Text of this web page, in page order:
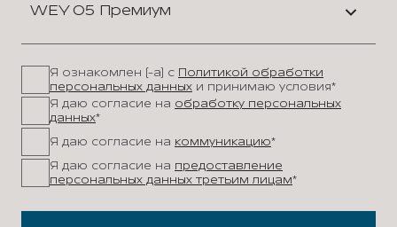
WEY 05 Премиум
Я ознакомлен (-а) с Политикой обработки
персональных данных и принимаю условия*
Я даю согласие на обработку персональных
данных*
Я даю согласие на коммуникацию*
Я даю согласие на предоставление
персональных данных третьим лицам*